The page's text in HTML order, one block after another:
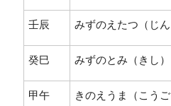
壬辰 みずのえたつ（じん
癸巳 みずのとみ（きし）
甲午 きのえうま（こうご